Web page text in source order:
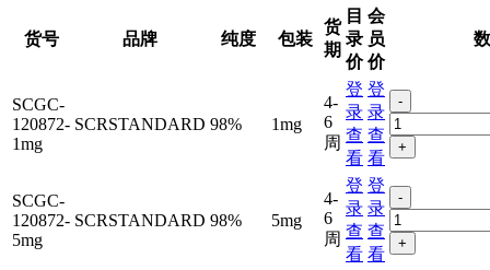
货号 品牌 纯度 包装
货
期
目
录
价
会
员
价
SCGC-
120872-
1mg
SCRSTANDARD 98% 1mg
4-
6
周
登
录
查
看
登
录
查
看
-
+
SCGC-
120872-
5mg
SCRSTANDARD 98% 5mg
4-
6
周
登
录
查
看
登
录
查
看
-
+